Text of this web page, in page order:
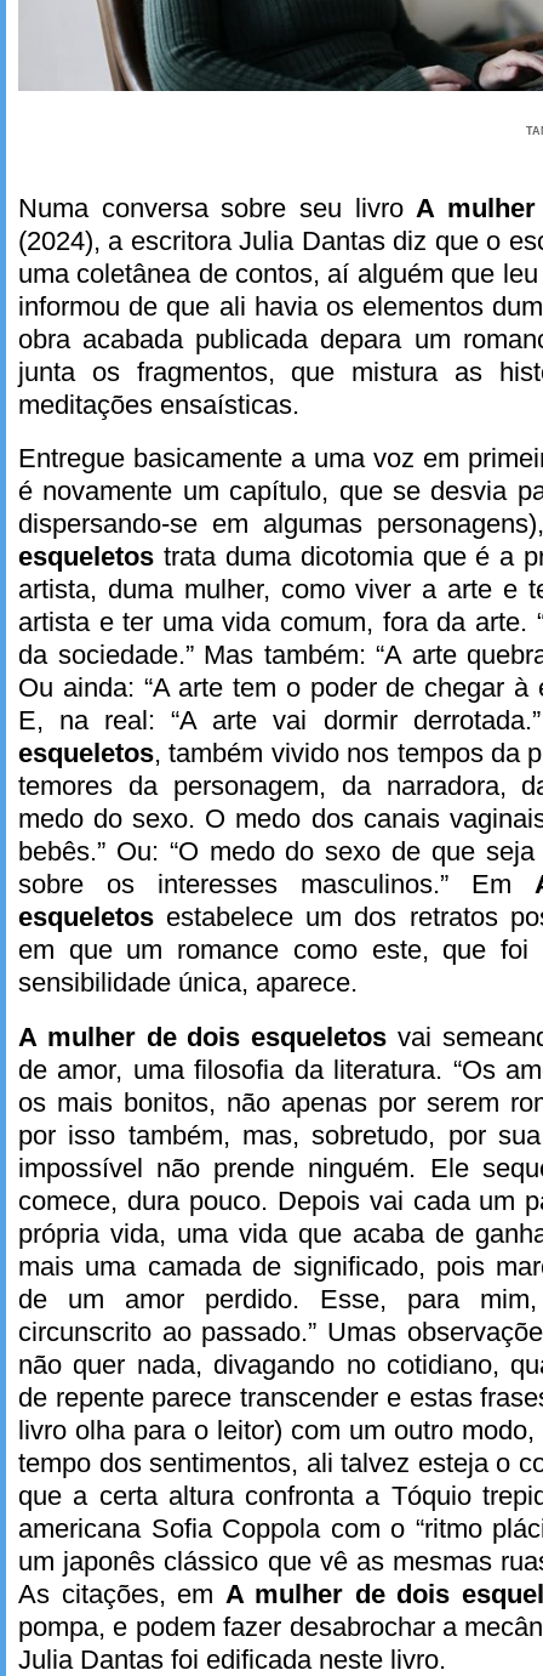
Numa conversa sobre seu livro A
(2024), a escritora Julia Dantas diz que o
uma coletânea de contos, aí alguém que
informou de que ali havia os elementos
obra acabada publicada depara um
junta os fragmentos, que mistura as
meditações ensaísticas.
Entregue basicamente a uma voz em
é novamente um capítulo, que se desvia
dispersando-se em algumas
esqueletos trata duma dicotomia que é a
artista, duma mulher, como viver a arte e
artista e ter uma vida comum, fora da arte.
da sociedade.” Mas também: “A arte
Ou ainda: “A arte tem o poder de chegar à
E, na real: “A arte vai dormir
esqueletos, também vivido nos tempos da
temores da personagem, da narradora,
medo do sexo. O medo dos canais
bebês.” Ou: “O medo do sexo de que
sobre os interesses masculinos.” Em
esqueletos estabelece um dos retratos
em que um romance como este, que foi
sensibilidade única, aparece.
A mulher de dois esqueletos vai
de amor, uma filosofia da literatura. “Os
os mais bonitos, não apenas por serem
por isso também, mas, sobretudo, por
impossível não prende ninguém. Ele
comece, dura pouco. Depois vai cada um
própria vida, uma vida que acaba de
mais uma camada de significado, pois
de um amor perdido. Esse, para
circunscrito ao passado.” Umas
não quer nada, divagando no cotidiano,
de repente parece transcender e estas
livro olha para o leitor) com um outro
tempo dos sentimentos, ali talvez esteja o
que a certa altura confronta a Tóquio
americana Sofia Coppola com o “ritmo
um japonês clássico que vê as mesmas
As citações, em A mulher de dois
pompa, e podem fazer desabrochar a
Julia Dantas foi edificada neste livro.